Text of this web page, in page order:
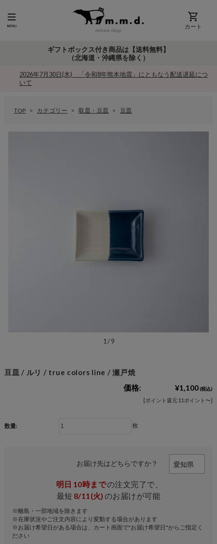
online shop カート
ギフトボックス付き商品は【送料無料】
（北海道・沖縄県を除く）
2026年7月30日(木) 「令和8年熊本地震」にともなう配送遅延につ
いて
TOP カテゴリー 取皿・豆皿 豆皿
1 /9
豆皿 / ルリ / true colors line / 瀬戸焼
価格: ¥1,100(税込)
[ポイント還元 11ポイント〜]
数量: 枚
お届け先はどちらですか？
明日 10時までの注文完了で、
最短 8/11(火) のお届けが可能
※離島・一部地域を除きます
※在庫状況やご注文内容により変動する場合があります
※お届け希望日がある場合は、カート画面で"お届け希望日"からご指定く
ださい